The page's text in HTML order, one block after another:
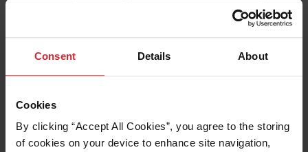
Consent Details About
Cookies
By clicking “Accept All Cookies”, you agree to the storing
of cookies on your device to enhance site navigation,
aumentam as capacidades da sua oficina para cortar
ou maquinar uma variedade de materiais à velocidade
e precisão exigidas por uma série de indústrias.